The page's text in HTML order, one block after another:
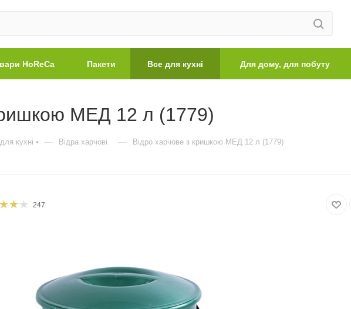
HoReCa Пакети Все для кухні Для дому, для побуту
МЕД 12 л (1779)
кухні — Відра харчові — Відро харчове з кришкою МЕД 12 л (1779)
247